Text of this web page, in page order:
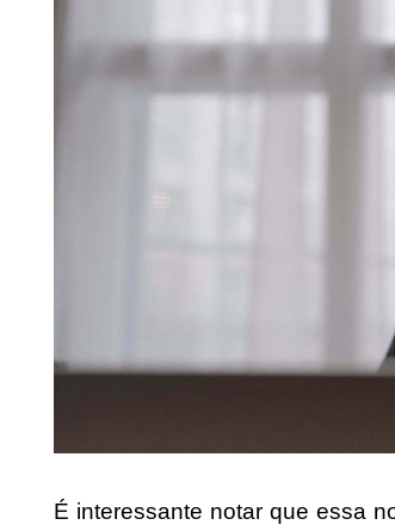
É interessante notar que essa